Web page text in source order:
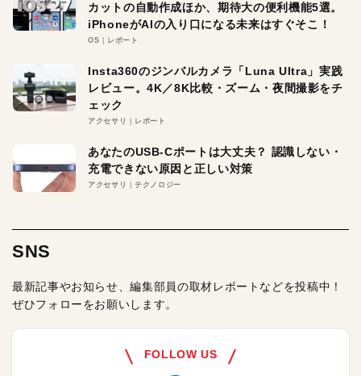
カットの自動作成ほか、期待大の便利機能5選。
iPhoneがAIの入り口になる未来はすぐそこ！
OS レポート
Insta360のジンバルカメラ「Luna Ultra」実践
レビュー。4K／8K比較・ズーム・夜間撮影をチ
ェック
アクセサリ レポート
あなたのUSB-Cポートは大丈夫？ 認識しない・
充電できない原因と正しい対策
アクセサリ テクノロジー
SNS
最新記事やお知らせ、編集部員の取材レポートなどを投稿中！
ぜひフォローをお願いします。
FOLLOW US